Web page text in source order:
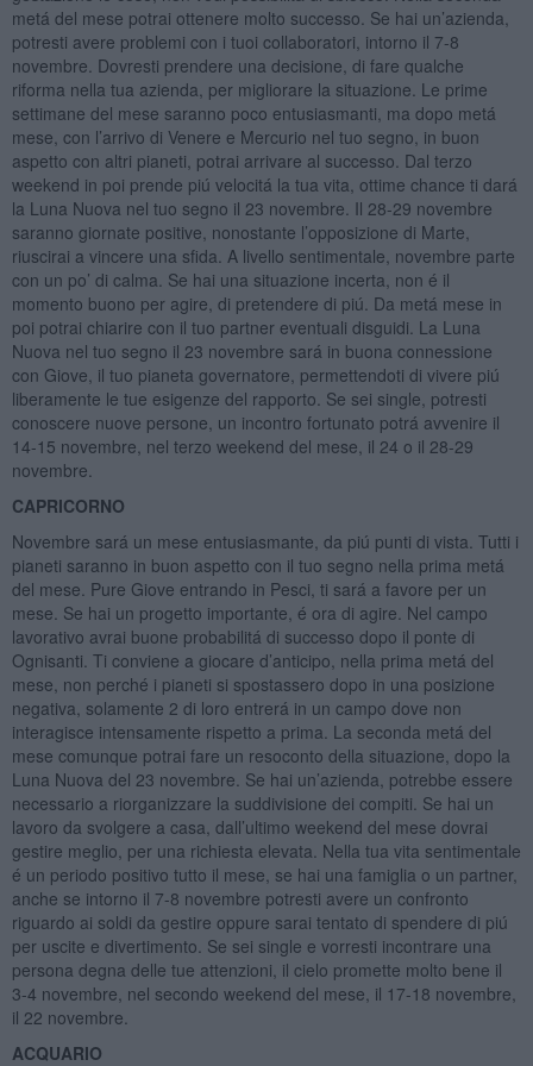
metá del mese potrai ottenere molto successo. Se hai un’azienda,
potresti avere problemi con i tuoi collaboratori, intorno il 7-8
novembre. Dovresti prendere una decisione, di fare qualche
riforma nella tua azienda, per migliorare la situazione. Le prime
settimane del mese saranno poco entusiasmanti, ma dopo metá
mese, con l’arrivo di Venere e Mercurio nel tuo segno, in buon
aspetto con altri pianeti, potrai arrivare al successo. Dal terzo
weekend in poi prende piú velocitá la tua vita, ottime chance ti dará
la Luna Nuova nel tuo segno il 23 novembre. Il 28-29 novembre
saranno giornate positive, nonostante l’opposizione di Marte,
riuscirai a vincere una sfida. A livello sentimentale, novembre parte
con un po’ di calma. Se hai una situazione incerta, non é il
momento buono per agire, di pretendere di piú. Da metá mese in
poi potrai chiarire con il tuo partner eventuali disguidi. La Luna
Nuova nel tuo segno il 23 novembre sará in buona connessione
con Giove, il tuo pianeta governatore, permettendoti di vivere piú
liberamente le tue esigenze del rapporto. Se sei single, potresti
conoscere nuove persone, un incontro fortunato potrá avvenire il
14-15 novembre, nel terzo weekend del mese, il 24 o il 28-29
novembre.
CAPRICORNO
Novembre sará un mese entusiasmante, da piú punti di vista. Tutti i
pianeti saranno in buon aspetto con il tuo segno nella prima metá
del mese. Pure Giove entrando in Pesci, ti sará a favore per un
mese. Se hai un progetto importante, é ora di agire. Nel campo
lavorativo avrai buone probabilitá di successo dopo il ponte di
Ognisanti. Ti conviene a giocare d’anticipo, nella prima metá del
mese, non perché i pianeti si spostassero dopo in una posizione
negativa, solamente 2 di loro entrerá in un campo dove non
interagisce intensamente rispetto a prima. La seconda metá del
mese comunque potrai fare un resoconto della situazione, dopo la
Luna Nuova del 23 novembre. Se hai un’azienda, potrebbe essere
necessario a riorganizzare la suddivisione dei compiti. Se hai un
lavoro da svolgere a casa, dall’ultimo weekend del mese dovrai
gestire meglio, per una richiesta elevata. Nella tua vita sentimentale
é un periodo positivo tutto il mese, se hai una famiglia o un partner,
anche se intorno il 7-8 novembre potresti avere un confronto
riguardo ai soldi da gestire oppure sarai tentato di spendere di piú
per uscite e divertimento. Se sei single e vorresti incontrare una
persona degna delle tue attenzioni, il cielo promette molto bene il
3-4 novembre, nel secondo weekend del mese, il 17-18 novembre,
il 22 novembre.
ACQUARIO